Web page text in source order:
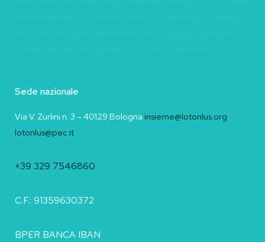
Sede nazionale
Via V. Zurlini n. 3 – 40129 Bologna insieme@lotonlus.org
lotonlus@pec.it
+39 329 7546860
C.F.: 91359630372
BPER BANCA IBAN